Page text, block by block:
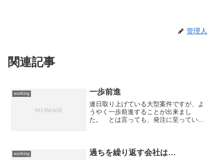
管理人
関連記事
working 一歩前進
連日取り上げている大型案件ですが、よ
うやく一歩前進することが出来まし
た。 とは言っても、発注に至っている
ます。今日は、取り敢えず...
working 過ちを繰り返す会社は…